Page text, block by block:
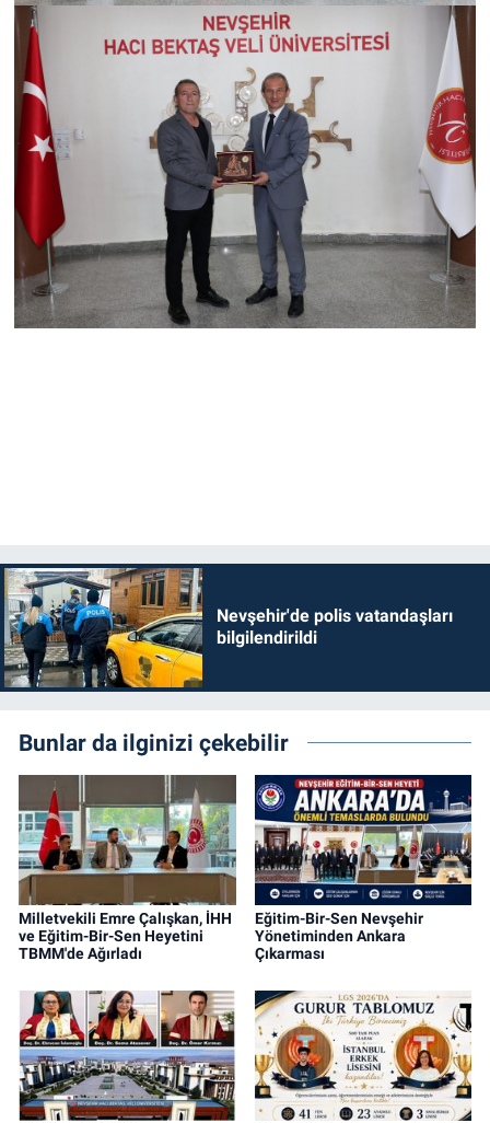
Nevşehir'de polis vatandaşları
bilgilendirildi
Bunlar da ilginizi çekebilir
Milletvekili Emre Çalışkan, İHH
ve Eğitim-Bir-Sen Heyetini
TBMM'de Ağırladı
Eğitim-Bir-Sen Nevşehir
Yönetiminden Ankara
Çıkarması